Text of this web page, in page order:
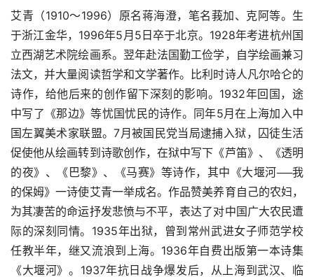
艾青（1910～1996）原名蒋海澄，笔名莪加、克阿等。生
于浙江金华，1996年5月5日卒于北京。1928年考进杭州国
立西湖艺术院绘画系。翌年赴法国勤工俭学，自学绘画兼习
法文，并大量阅读哲学和文学著作。比利时诗人凡尔哈仑的
诗作，给他后来的创作留下深刻的影响。1932年回国，途
中写了《那边》等忧国忧民的诗作。同年5月在上海加入中
国左翼美术家联盟。7月被国民党当局逮捕入狱，囚徒生活
促使他从绘画转到诗歌创作，在狱中写下《芦笛》、《透明
的夜》、《巴黎》、《马赛》等诗作，其中《大堰河──我
的保姆》一诗使艾青一举成名。作品赞美养育自己的农妇，
为其凄苦的命运抒发悲愤与不平，表达了对中国广大农民遭
际的深刻同情。1935年出狱，曾到常州武进女子师范学校
任教半年，继又流浪到上海。1936年自费出版第一本诗集
《大堰河》。1937年抗日战争爆发后，从上海到武汉、临